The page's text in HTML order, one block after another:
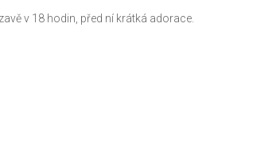
v 18 hodin, před ní krátká adorace.